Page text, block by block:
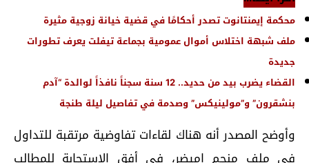
محكمة إيمنتانوت تصدر أحكامًا في قضية خيانة زوجية مثيرة
ملف شبهة اختلاس أموال عمومية بجماعة تيفلت يعرف تطورات
جديدة
القضاء يضرب بيد من حديد.. 12 سنة سجناً نافذاً لوالدة “آدم
بنشقرون” و”مولينيكس” وصدمة في تفاصيل ليلة طنجة
وأوضح المصدر أنه هناك لقاءات تفاوضية مرتقبة للتداول
في ملف منجم اميضر، في أفق الإستجابة للمطالب